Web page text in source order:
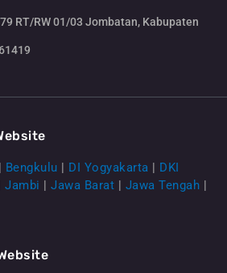
RT/RW 01/03 Jombatan, Kabupaten
| Bengkulu | DI Yogyakarta | DKI
Jambi | Jawa Barat | Jawa Tengah |